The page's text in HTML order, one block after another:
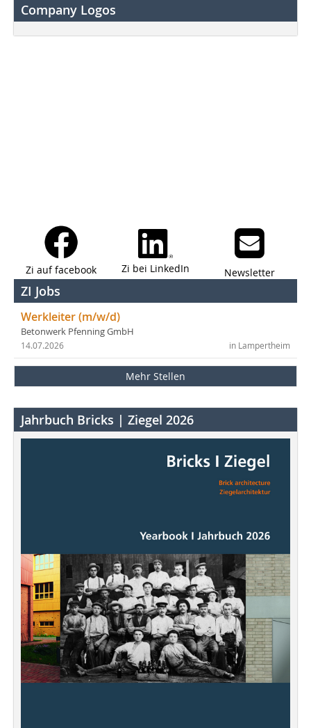
Company Logos
Zi auf facebook Zi bei LinkedIn Newsletter
ZI Jobs
Werkleiter (m/w/d)
Betonwerk Pfenning GmbH
in Lampertheim
14.07.2026
Mehr Stellen
Jahrbuch Bricks | Ziegel 2026